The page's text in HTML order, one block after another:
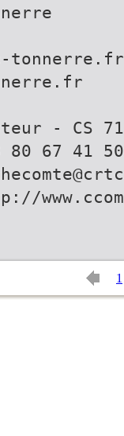
tonnerre.fr
- CS
80 67 41 50
1